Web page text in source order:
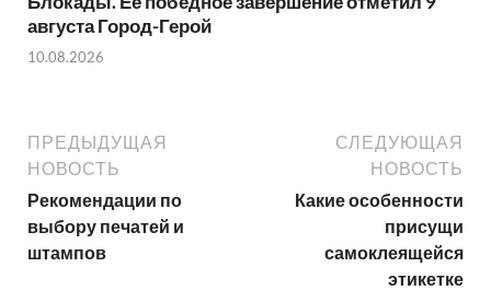
августа Город-Герой
10.08.2026
ПРЕДЫДУЩАЯ
НОВОСТЬ
Рекомендации по
выбору печатей и
штампов
СЛЕДУЮЩАЯ
НОВОСТЬ
Какие особенности
присущи
самоклеящейся
этикетке